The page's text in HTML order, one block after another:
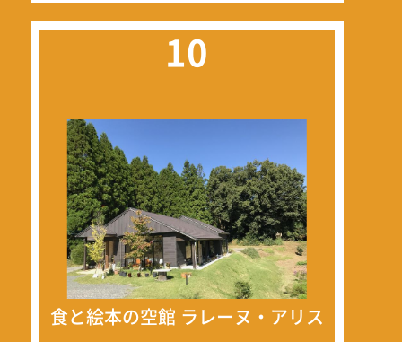
10
食と絵本の空館 ラレーヌ・アリス